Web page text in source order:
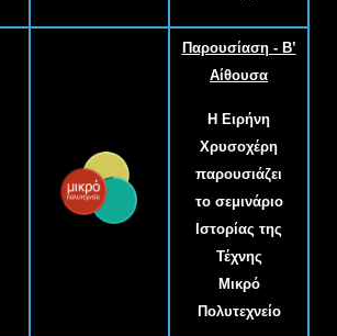
Παρουσίαση - B’
Αίθουσα
Η Ειρήνη
Χρυσοχέρη
παρουσιάζει
το σεμινάριο
Ιστορίας της
Τέχνης
Μικρό
Πολυτεχνείο